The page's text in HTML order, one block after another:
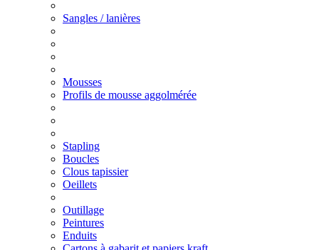
Sangles / lanières
Mousses
Profils de mousse aggolmérée
Stapling
Boucles
Clous tapissier
Oeillets
Outillage
Peintures
Enduits